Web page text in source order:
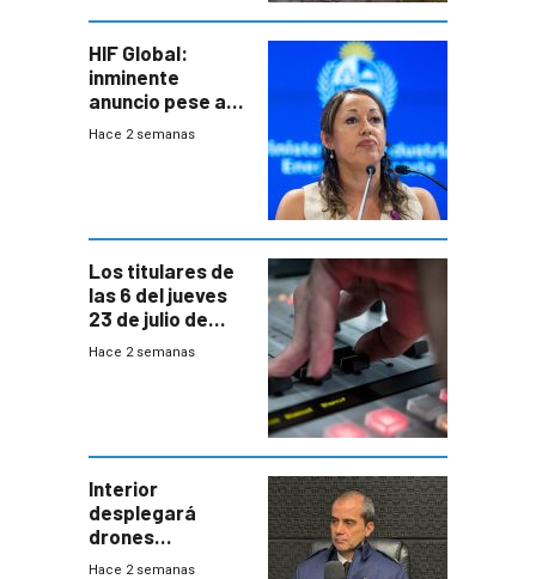
HIF Global:
inminente
anuncio pese a
declaración de
gobierno
Hace 2 semanas
Los titulares de
las 6 del jueves
23 de julio de
2026
Hace 2 semanas
Interior
desplegará
drones
autónomos para
Hace 2 semanas